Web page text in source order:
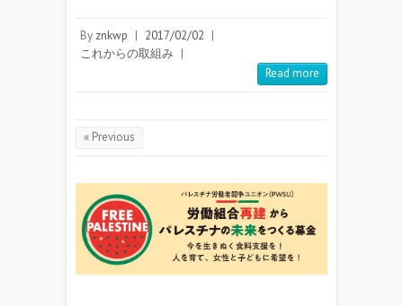
By znkwp | 2017/02/02 |
これからの取組み |
Read more
« Previous